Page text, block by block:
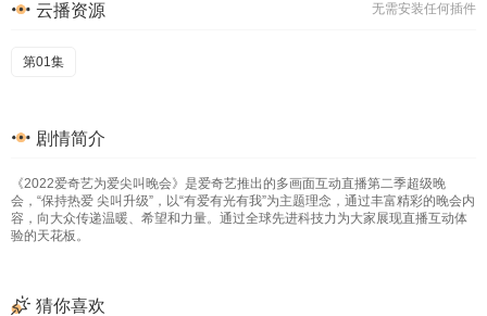
无需安装任何插件
云播资源
第01集
剧情简介
《2022爱奇艺为爱尖叫晚会》是爱奇艺推出的多画面互动直播第二季超级晚
会，“保持热爱 尖叫升级”，以“有爱有光有我”为主题理念，通过丰富精彩的晚会内
容，向大众传递温暖、希望和力量。通过全球先进科技力为大家展现直播互动体
验的天花板。
猜你喜欢